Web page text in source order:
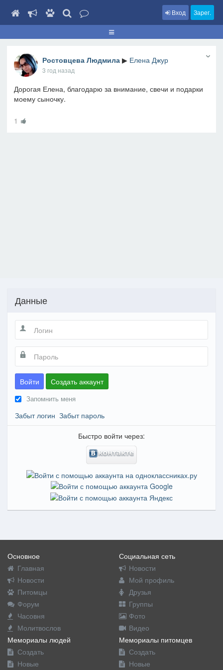
Вход Зарег.
Ростовцева Людмила ▶ Елена Джур
3 год назад
Дорогая Елена, благодарю за внимание, свечи и подарки
моему сыночку.
1
Данные
Войти Создать аккаунт
Запомнить меня
Забыт логин Забыт пароль
Быстро войти через:
Основное
Главная
Новости
Питомцы
Форум
Часовня
Молитвослов
Социальная сеть
Новости
Мой профиль
Друзья
Группы
Фото
Видео
Мемориалы людей
Создать
Новые
Мемориалы питомцев
Создать
Новые